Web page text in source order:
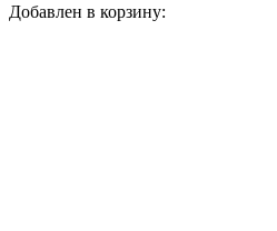
Добавлен в корзину: